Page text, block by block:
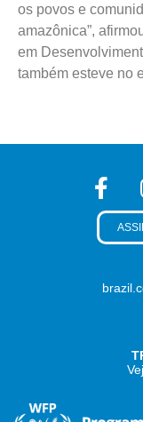
os povos e
amazônica”,
em
também esteve no